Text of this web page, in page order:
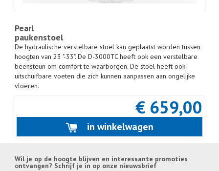
Pearl
paukenstoel
De hydraulische verstelbare stoel kan geplaatst worden tussen
hoogten van 23 "-33". De D-3000TC heeft ook een verstelbare
beensteun om comfort te waarborgen. De stoel heeft ook
uitschuifbare voeten die zich kunnen aanpassen aan ongelijke
vloeren.
€ 659,00
in winkelwagen
Wil je op de hoogte blijven en interessante promoties
ontvangen? Schrijf je in op onze nieuwsbrief